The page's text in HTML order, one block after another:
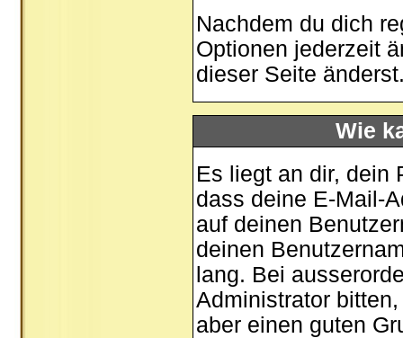
Nachdem du dich
Optionen jederzeit
dieser Seite
Wie
Es liegt an dir, dein
dass deine E-Mail-
auf deinen
deinen
lang. Bei
Administrator
aber einen guten